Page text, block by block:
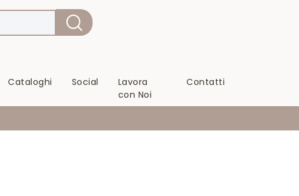
Cataloghi Social
Lavora
con Noi
Contatti